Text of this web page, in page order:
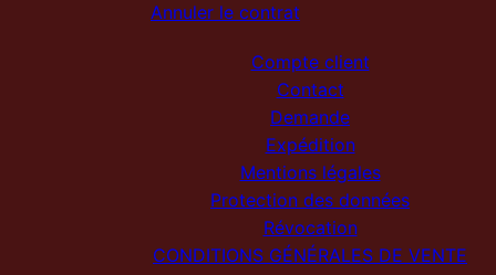
Annuler le contrat
Compte client
Contact
Demande
Expédition
Mentions légales
Protection des données
Révocation
CONDITIONS GÉNÉRALES DE VENTE